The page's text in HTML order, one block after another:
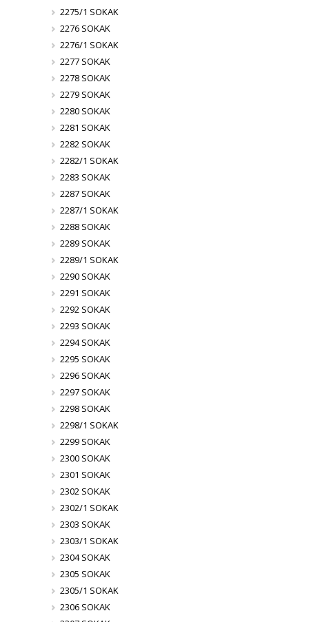
2275/1 SOKAK
2276 SOKAK
2276/1 SOKAK
2277 SOKAK
2278 SOKAK
2279 SOKAK
2280 SOKAK
2281 SOKAK
2282 SOKAK
2282/1 SOKAK
2283 SOKAK
2287 SOKAK
2287/1 SOKAK
2288 SOKAK
2289 SOKAK
2289/1 SOKAK
2290 SOKAK
2291 SOKAK
2292 SOKAK
2293 SOKAK
2294 SOKAK
2295 SOKAK
2296 SOKAK
2297 SOKAK
2298 SOKAK
2298/1 SOKAK
2299 SOKAK
2300 SOKAK
2301 SOKAK
2302 SOKAK
2302/1 SOKAK
2303 SOKAK
2303/1 SOKAK
2304 SOKAK
2305 SOKAK
2305/1 SOKAK
2306 SOKAK